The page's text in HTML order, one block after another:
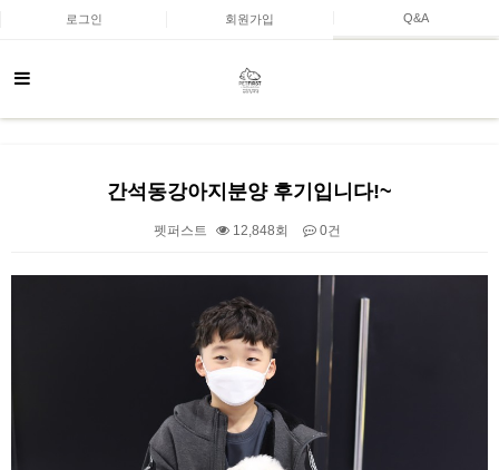
로그인 회원가입 Q&A
간석동강아지분양 후기입니다!~
펫퍼스트 12,848회 0건